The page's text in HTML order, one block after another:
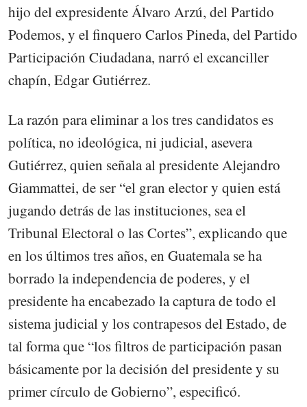
hijo del expresidente Álvaro Arzú, del Partido
Podemos, y el finquero Carlos Pineda, del Partido
Participación Ciudadana, narró el excanciller
chapín, Edgar Gutiérrez.
La razón para eliminar a los tres candidatos es
política, no ideológica, ni judicial, asevera
Gutiérrez, quien señala al presidente Alejandro
Giammattei, de ser “el gran elector y quien está
jugando detrás de las instituciones, sea el
Tribunal Electoral o las Cortes”, explicando que
en los últimos tres años, en Guatemala se ha
borrado la independencia de poderes, y el
presidente ha encabezado la captura de todo el
sistema judicial y los contrapesos del Estado, de
tal forma que “los filtros de participación pasan
básicamente por la decisión del presidente y su
primer círculo de Gobierno”, especificó.